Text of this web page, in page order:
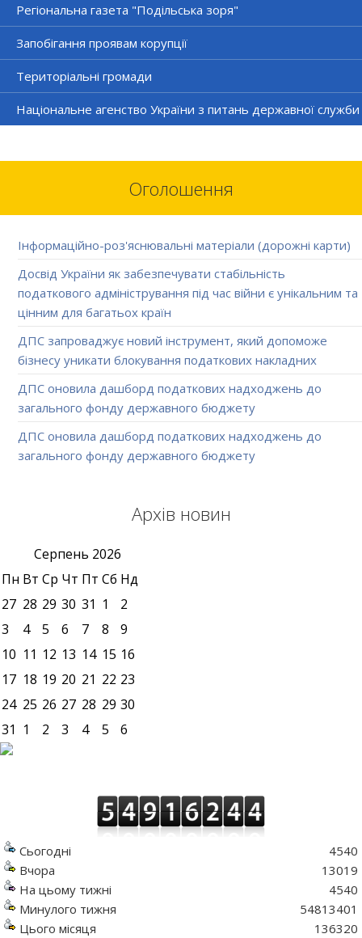
Регіональна газета "Подільська зоря"
Запобігання проявам корупції
Територіальні громади
Національне агенство України з питань державної служби
Оголошення
Інформаційно-роз'яснювальні матеріали (дорожні карти)
Досвід України як забезпечувати стабільність
податкового адміністрування під час війни є унікальним та
цінним для багатьох країн
ДПС запроваджує новий інструмент, який допоможе
бізнесу уникати блокування податкових накладних
ДПС оновила дашборд податкових надходжень до
загального фонду державного бюджету
ДПС оновила дашборд податкових надходжень до
загального фонду державного бюджету
Архів новин
Серпень 2026
Пн Вт Ср Чт Пт Сб Нд
27 28 29 30 31 1
2
3
4 5 6 7 8
9
10 11 12 13 14 15 16
17 18 19 20 21 22 23
24 25 26 27 28 29 30
31 1 2 3 4 5 6
Сьогодні
Вчора
На цьому тижні
Минулого тижня
Цього місяця
4540
13019
4540
54813401
136320